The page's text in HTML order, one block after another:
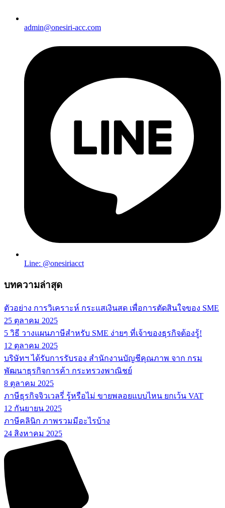
admin@onesiri-acc.com
Line: @onesiriacct
บทความล่าสุด
ตัวอย่าง การวิเคราะห์ กระแสเงินสด เพื่อการตัดสินใจของ SME
25 ตุลาคม 2025
5 วิธี วางแผนภาษีสำหรับ SME ง่ายๆ ที่เจ้าของธุรกิจต้องรู้!
12 ตุลาคม 2025
บริษัทฯ ได้รับการรับรอง สำนักงานบัญชีคุณภาพ จาก กรม
พัฒนาธุรกิจการค้า กระทรวงพาณิชย์
8 ตุลาคม 2025
ภาษีธุรกิจจิวเวลรี่ รู้หรือไม่ ขายพลอยแบบไหน ยกเว้น VAT
12 กันยายน 2025
ภาษีคลินิก ภาพรวมมีอะไรบ้าง
24 สิงหาคม 2025